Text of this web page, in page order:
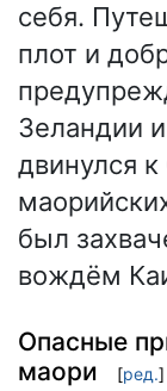
себя.
плот и
Зеландии
двинулся
был
вождём
Опасные
маори
[ред.]